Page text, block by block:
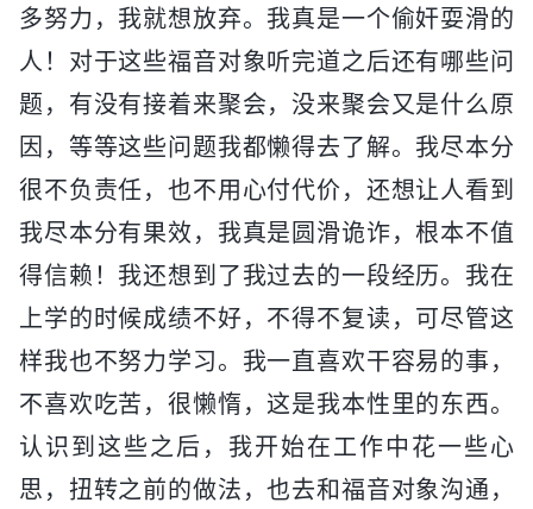
多努力，我就想放弃。我真是一个偷奸耍滑的
人！对于这些福音对象听完道之后还有哪些问
题，有没有接着来聚会，没来聚会又是什么原
因，等等这些问题我都懒得去了解。我尽本分
很不负责任，也不用心付代价，还想让人看到
我尽本分有果效，我真是圆滑诡诈，根本不值
得信赖！我还想到了我过去的一段经历。我在
上学的时候成绩不好，不得不复读，可尽管这
样我也不努力学习。我一直喜欢干容易的事，
不喜欢吃苦，很懒惰，这是我本性里的东西。
认识到这些之后，我开始在工作中花一些心
思，扭转之前的做法，也去和福音对象沟通，